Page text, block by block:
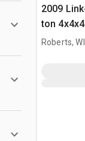
2009
ton
Crane
Roberts, WI